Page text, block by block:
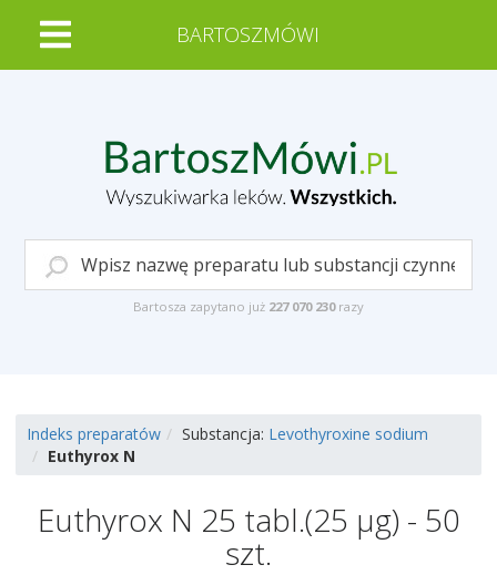
BARTOSZMÓWI
Bartosza zapytano już 227 070 230 razy
Indeks preparatów Substancja: Levothyroxine sodium
Euthyrox N
Euthyrox N 25 tabl.(25 µg) - 50
szt.